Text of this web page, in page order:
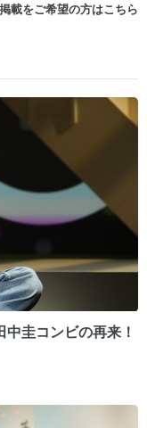
載をご希望の方はこちら
中圭コンビの再来！